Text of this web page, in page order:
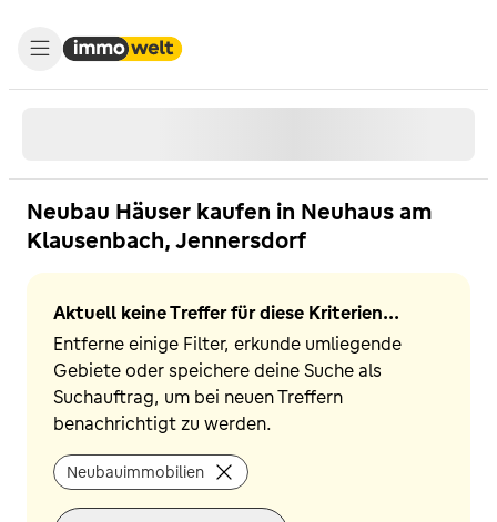
Neubau Häuser kaufen in Neuhaus am
Klausenbach, Jennersdorf
Aktuell keine Treffer für diese Kriterien...
Entferne einige Filter, erkunde umliegende
Gebiete oder speichere deine Suche als
Suchauftrag, um bei neuen Treffern
benachrichtigt zu werden.
Neubauimmobilien